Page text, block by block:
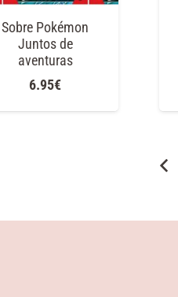
Sobre Pokémon
Juntos de
aventuras
6.95€